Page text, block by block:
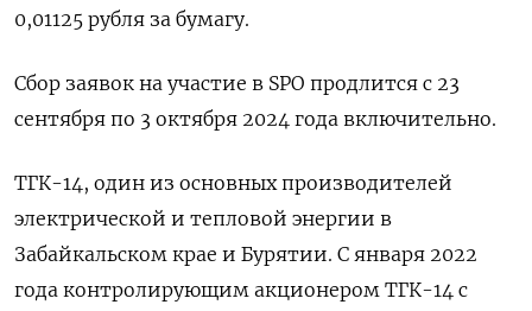
0,01125 рубля за бумагу.
Сбор заявок на участие в SPO продлится с 23
сентября по 3 октября 2024 года включительно.
ТГК-14, один из основных производителей
электрической и тепловой энергии в
Забайкальском крае и Бурятии. С января 2022
года контролирующим акционером ТГК-14 с